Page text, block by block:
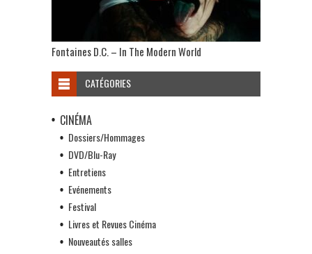
Fontaines D.C. – In The Modern World
CATÉGORIES
CINÉMA
Dossiers/Hommages
DVD/Blu-Ray
Entretiens
Evénements
Festival
Livres et Revues Cinéma
Nouveautés salles